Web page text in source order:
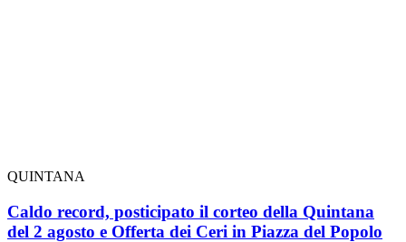
QUINTANA
Caldo record, posticipato il corteo della Quintana
del 2 agosto e Offerta dei Ceri in Piazza del Popolo